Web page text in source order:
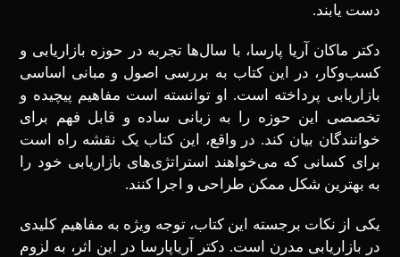
دست یابند.
دکتر ماکان آریا پارسا، با سال‌ها تجربه در حوزه بازاریابی و
کسب‌وکار، در این کتاب به بررسی اصول و مبانی اساسی
بازاریابی پرداخته است. او توانسته است مفاهیم پیچیده و
تخصصی این حوزه را به زبانی ساده و قابل فهم برای
خوانندگان بیان کند. در واقع، این کتاب یک نقشه راه است
برای کسانی که می‌خواهند استراتژی‌های بازاریابی خود را
به بهترین شکل ممکن طراحی و اجرا کنند.
یکی از نکات برجسته این کتاب، توجه ویژه به مفاهیم کلیدی
در بازاریابی مدرن است. دکتر آریاپارسا در این اثر، به لزوم